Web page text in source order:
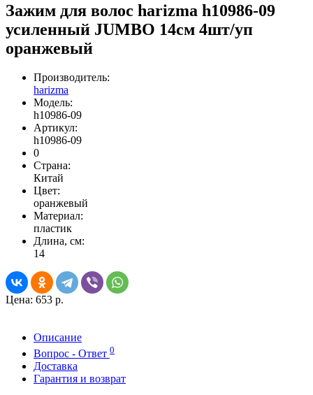
Зажим для волос harizma h10986-09
усиленный JUMBO 14см 4шт/уп
оранжевый
Производитель:
harizma
Модель:
h10986-09
Артикул:
h10986-09
0
Страна:
Китай
Цвет:
оранжевый
Материал:
пластик
Длина, см:
14
Цена: 653 р.
Описание
Вопрос - Ответ 0
Доставка
Гарантия и возврат